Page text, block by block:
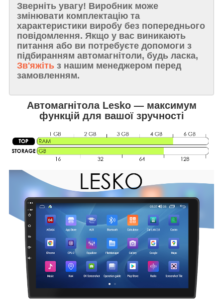
Зверніть увагу! Виробник може
змінювати комплектацію та
характеристики виробу без попереднього
повідомлення. Якщо у вас виникають
питання або ви потребуєте допомоги з
підбиранням автомагнітоли, будь ласка,
Зв'яжіть з нашим менеджером перед
замовленням.
Автомагнітола Lesko — максимум
функцій для вашої зручності